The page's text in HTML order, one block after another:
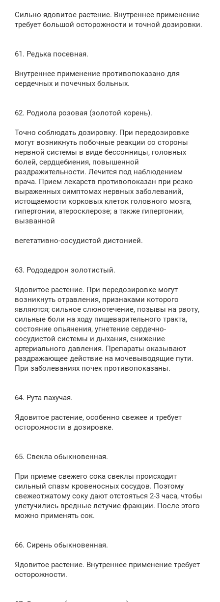
Сильно ядовитое растение. Внутреннее применение
требует большой осторожности и точной дозировки.
61. Редька посевная.
Внутреннее применение противопоказано для
сердечных и почечных больных.
62. Родиола розовая (золотой корень).
Точно соблюдать дозировку. При передозировке
могут возникнуть побочные реакции со стороны
нервной системы в виде бессонницы, головных
болей, сердцебиения, повышенной
раздражительности. Лечится под наблюдением
врача. Прием лекарств противопоказан при резко
выраженных симптомах нервных заболеваний,
истощаемости корковых клеток головного мозга,
гипертонии, атеросклерозе; а также гипертонии,
вызванной
вегетативно-сосудистой дистонией.
63. Рододедрон золотистый.
Ядовитое растение. При передозировке могут
возникнуть отравления, признаками которого
являются; сильное слюнотечение, позывы на рвоту,
сильные боли на ходу пищеварительного тракта,
состояние опьянения, угнетение сердечно-
сосудистой системы и дыхания, снижение
артериального давления. Препараты оказывают
раздражающее действие на мочевыводящие пути.
При заболеваниях почек противопоказаны.
64. Рута пахучая.
Ядовитое растение, особенно свежее и требует
осторожности в дозировке.
65. Свекла обыкновенная.
При приеме свежего сока свеклы происходит
сильный спазм кровеносных сосудов. Поэтому
свежеотжатому соку дают отстояться 2-3 часа, чтобы
улетучились вредные летучие фракции. После этого
можно применять сок.
66. Сирень обыкновенная.
Ядовитое растение. Внутреннее применение требует
осторожности.